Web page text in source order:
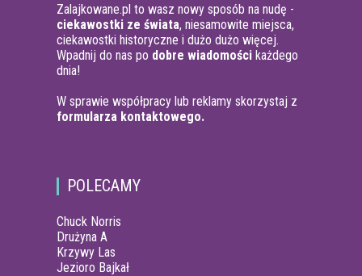
Zalajkowane.pl to wasz nowy sposób na nudę -
ciekawostki ze świata, niesamowite miejsca,
ciekawostki historyczne i dużo dużo więcej.
Wpadnij do nas po dobre wiadomości każdego
dnia!
W sprawie współpracy lub reklamy skorzystaj z
formularza kontaktowego.
POLECAMY
Chuck Norris
Drużyna A
Krzywy Las
Jezioro Bajkał